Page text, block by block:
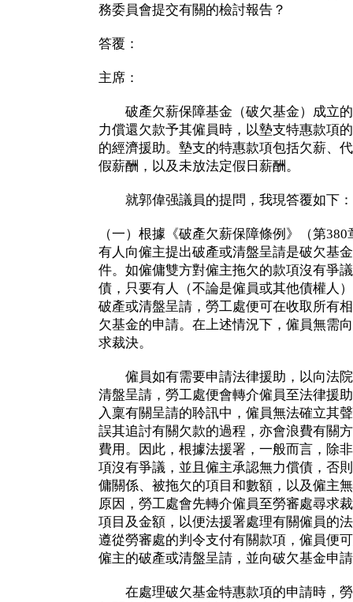
務委員會提交有關的檢討報告？
答覆：
主席：
破產欠薪保障基金（破欠基金）成立的
力償還欠款予其僱員時，以墊支特惠款項
的經濟援助。墊支的特惠款項包括欠薪、
假薪酬，以及未放法定假日薪酬。
就郭偉强議員的提問，我現答覆如下：
（一）根據《破產欠薪保障條例》（第
有人向僱主提出破產或清盤呈請是破欠基
件。如僱傭雙方對僱主拖欠的款項沒有爭
債，只要有人（不論是僱員或其他債權人
破產或清盤呈請，勞工處便可在收取所有
欠基金的申請。在上述情況下，僱員無需
求裁決。
僱員如有需要申請法律援助，以向法院
清盤呈請，勞工處便會轉介僱員至法律援
入稟有關呈請的聆訊中，僱員無法確立其
誤其追討有關欠款的過程，亦會浪費有關
費用。因此，根據法援署，一般而言，除
項沒有爭議，並且僱主承認無力償債，否
傭關係、被拖欠的項目和數額，以及僱主
原因，勞工處會先轉介僱員至勞審處尋求
項目及金額，以便法援署處理有關僱員的
遵從勞審處的判令支付有關款項，僱員便
僱主的破產或清盤呈請，並向破欠基金申
在處理破欠基金特惠款項的申請時，勞